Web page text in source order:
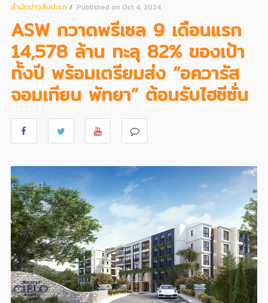
สํานักข่าวสับปะรด
Published on Oct 4, 2024
ASW กวาดพรีเซล 9 เดือนแรก
14,578 ล้าน ทะลุ 82% ของเป้า
ทั้งปี พร้อมเตรียมส่ง “อควารัส
จอมเทียน พัทยา” ต้อนรับไฮซีซั่น